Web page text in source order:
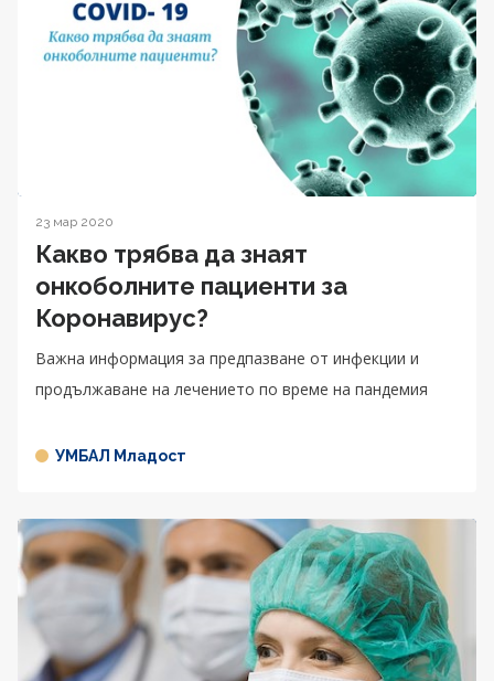
23 мар 2020
Какво трябва да знаят
онкоболните пациенти за
Коронавирус?
Важна информация за предпазване от инфекции и
продължаване на лечението по време на пандемия
УМБАЛ Младост